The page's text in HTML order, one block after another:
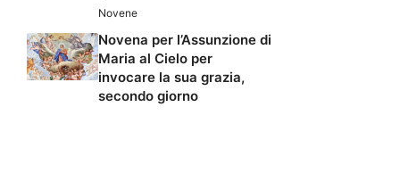
Novene
Novena per l’Assunzione di
Maria al Cielo per
invocare la sua grazia,
secondo giorno